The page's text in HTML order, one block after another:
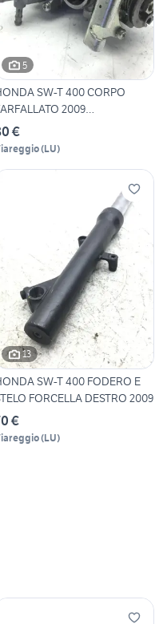
5
SW-T 400 CORPO
2009
€
(LU)
13
SW-T 400 FODERO E
FORCELLA DESTRO 2009
€
(LU)